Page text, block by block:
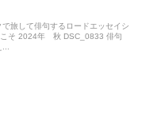
旅して俳句するロードエッセイシ
こそ 2024年 秋 DSC_0833 俳句